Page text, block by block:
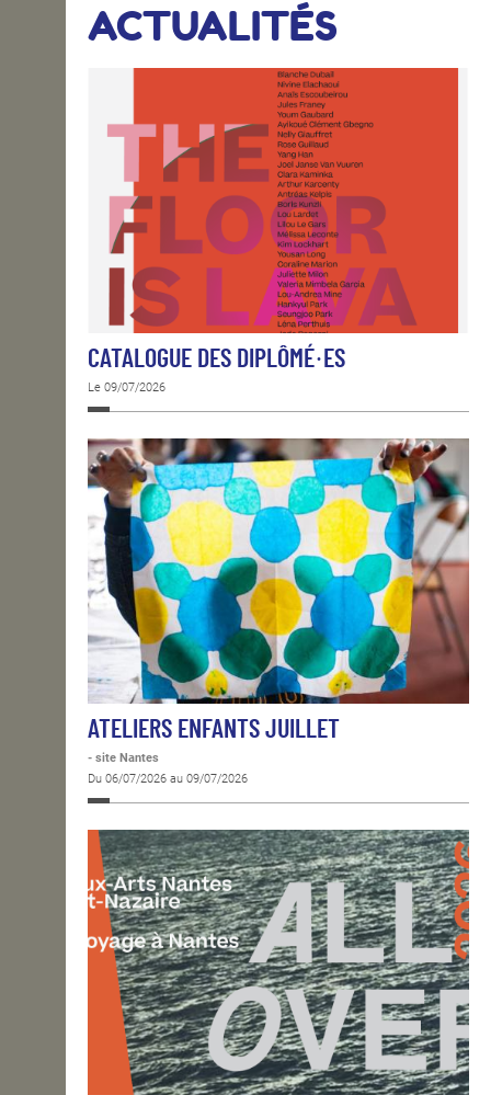
ACTUALITÉS
CATALOGUE DES DIPLÔMÉ·ES
Le 09/07/2026
ATELIERS ENFANTS JUILLET
- site Nantes
Du 06/07/2026 au 09/07/2026